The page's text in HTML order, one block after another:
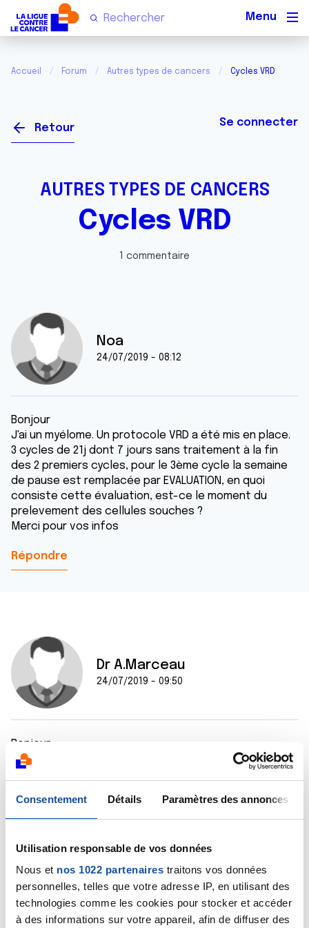
Consentement Détails Paramètres des annonces
Utilisation responsable de vos données
Nous et nos 1022 partenaires traitons vos données
personnelles, telles que votre adresse IP, en utilisant des
technologies comme les cookies pour stocker et accéder
à des informations sur votre appareil, afin de diffuser des
Accueil Forum Autres types de cancers Cycles VRD
Retour Se connecter
AUTRES TYPES DE CANCERS
Cycles VRD
1 commentaire
Noa
24/07/2019 - 08:12
Bonjour
J'ai un myélome. Un protocole VRD a été mis en place.
3 cycles de 21j dont 7 jours sans traitement à la fin
des 2 premiers cycles, pour le 3ème cycle la semaine
de pause est remplacée par EVALUATION, en quoi
consiste cette évaluation, est-ce le moment du
prelevement des cellules souches ?
Merci pour vos infos
Répondre
Dr A.Marceau
24/07/2019 - 09:50
Bonjour,
C'est un protocole très précis et je ne veux pas
Je vous encourage à prendre contact avec le service
hospitalier dans lequel vous êtes pris(e) en charge
que toutes vos questions puissent trouver réponse.
Bien cordialement
Dr A.Marceau
Citer